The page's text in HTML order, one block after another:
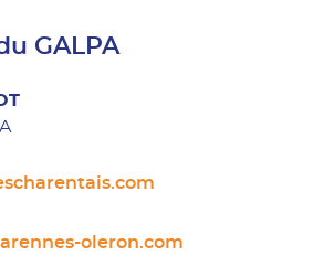
GALPA
oleron.com